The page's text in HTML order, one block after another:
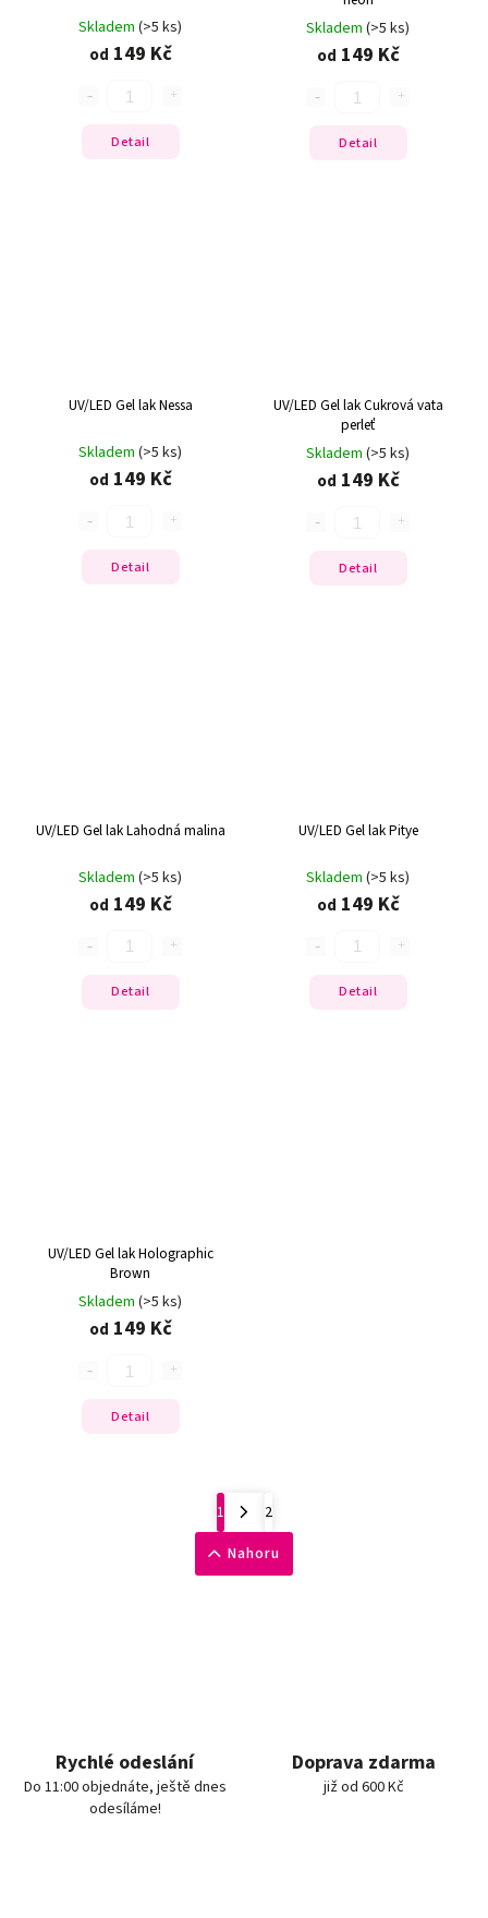
Skladem (>5 ks)
od 149 Kč
Detail
Skladem (>5 ks)
od 149 Kč
Detail
UV/LED Gel lak Nessa
Skladem (>5 ks)
od 149 Kč
Detail
UV/LED Gel lak Cukrová vata
perleť
Skladem (>5 ks)
od 149 Kč
Detail
UV/LED Gel lak Lahodná malina
Skladem (>5 ks)
od 149 Kč
Detail
UV/LED Gel lak Pitye
Skladem (>5 ks)
od 149 Kč
Detail
UV/LED Gel lak Holographic
Brown
Skladem (>5 ks)
od 149 Kč
Detail
1
2
Nahoru
Rychlé odeslání
Do 11:00 objednáte, ještě dnes
odesíláme!
Doprava zdarma
již od 600 Kč